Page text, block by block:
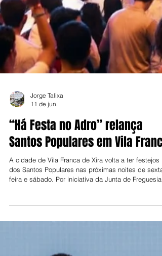
“Há Festa no Adro” relança
A cidade de Vila Franca de Xira volta a ter festejos